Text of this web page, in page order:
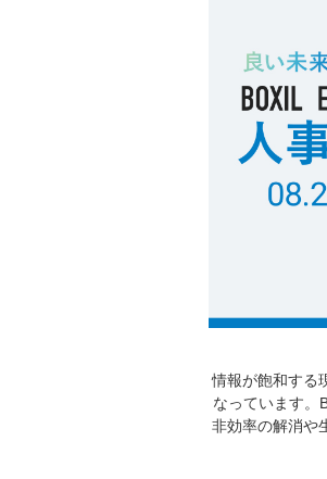
情報が飽和する
なっています。
非効率の解消や
働く方々を対